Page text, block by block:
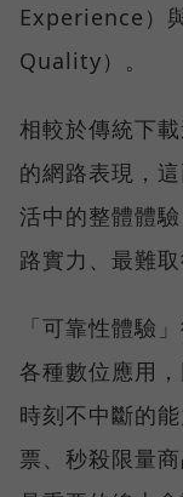
Experience）
Quality）。
相較於傳統下
的網路表現，
活中的整體體
路實力、最難取
「可靠性體驗
各種數位應用
時刻不中斷的
票、秒殺限量